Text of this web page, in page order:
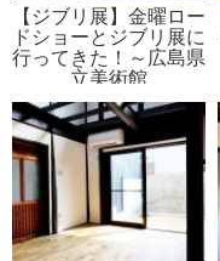
【ジブリ展】金曜ロー
ドショーとジブリ展に
行ってきた！～広島県
立美術館